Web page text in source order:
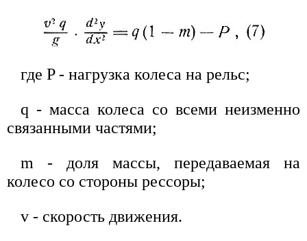
где P - нагрузка колеса на рельс;
q - масса колеса со всеми неизменно
связанными частями;
m - доля массы, передаваемая на
колесо со стороны рессоры;
v - скорость движения.